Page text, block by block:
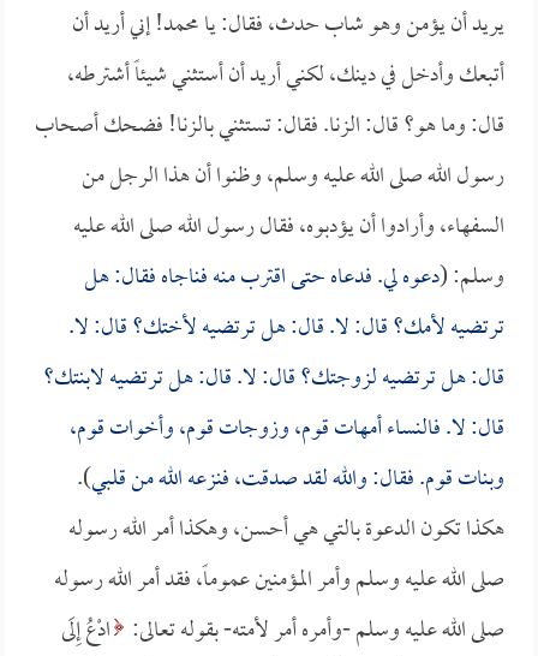
يريد أن يؤمن وهو شاب حدث، فقال: يا محمد! إني أريد أن
أتبعك وأدخل في دينك، لكني أريد أن أستثني شيئاً أشترطه،
قال: وما هو؟ قال: الزنا. فقال: تستثني بالزنا! فضحك أصحاب
رسول الله صلى الله عليه وسلم، وظنوا أن هذا الرجل من
السفهاء، وأرادوا أن يؤدبوه، فقال رسول الله صلى الله عليه
وسلم: (دعوه لي. فدعاه حتى اقترب منه فناجاه فقال: هل
ترتضيه لأمك؟ قال: لا. قال: هل ترتضيه لأختك؟ قال: لا.
قال: هل ترتضيه لزوجتك؟ قال: لا. قال: هل ترتضيه لابنتك؟
قال: لا. فالنساء أمهات قوم، وزوجات قوم، وأخوات قوم،
وبنات قوم. فقال: والله لقد صدقت، فنزعه الله من قلبي).
هكذا تكون الدعوة بالتي هي أحسن، وهكذا أمر الله رسوله
صلى الله عليه وسلم وأمر المؤمنين عموماً، فقد أمر الله رسوله
صلى الله عليه وسلم -وأمره أمر لأمته- بقوله تعالى: ادْعُ إِلَى